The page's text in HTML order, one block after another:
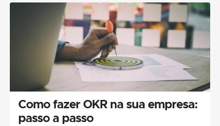
Como fazer OKR na sua empresa:
passo a passo